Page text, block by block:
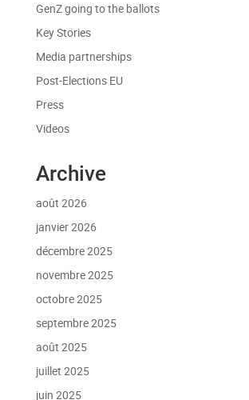
GenZ going to the ballots
Key Stories
Media partnerships
Post-Elections EU
Press
Videos
Archive
août 2026
janvier 2026
décembre 2025
novembre 2025
octobre 2025
septembre 2025
août 2025
juillet 2025
juin 2025